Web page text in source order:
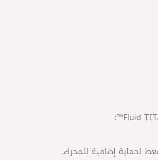
لحماية إضافية للمحرك.